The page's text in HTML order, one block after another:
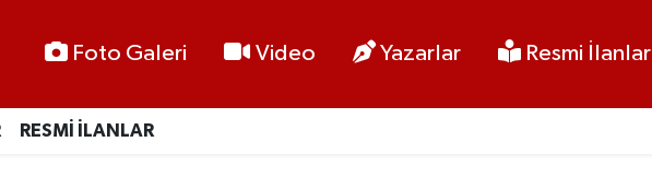
Foto Galeri Video Yazarlar Resmi İlanlar
RESMİ İLANLAR